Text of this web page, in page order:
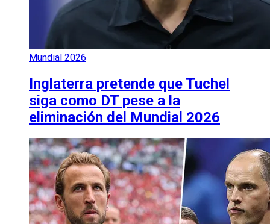
Mundial 2026
Inglaterra pretende que Tuchel
siga como DT pese a la
eliminación del Mundial 2026